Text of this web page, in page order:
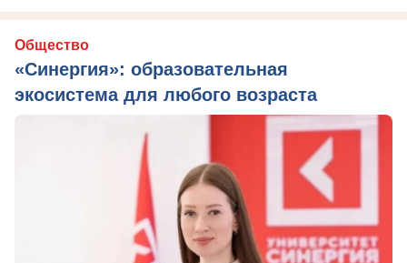
Общество
«Синергия»: образовательная
экосистема для любого возраста